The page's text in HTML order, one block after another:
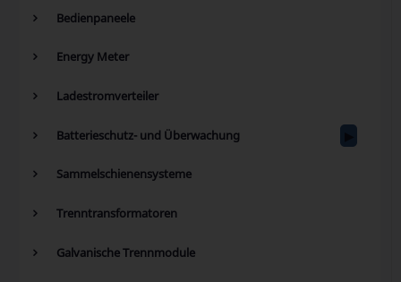
Bedienpaneele
Energy Meter
Ladestromverteiler
Batterieschutz- und Überwachung
Sammelschienensysteme
Trenntransformatoren
Galvanische Trennmodule